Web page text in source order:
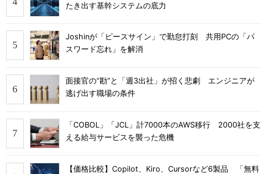
たき出す基幹システムの底力
Joshinが「ピースサイン」で勤怠打刻 共用PCの「パ
スワード忘れ」を解消
面接官の“勘”と「週3出社」が招く悲劇 エンジニアが
逃げ出す職場の条件
「COBOL」「JCL」計7000本のAWS移行 2000社を支
える給与サービスを襲った危機
【価格比較】Copilot、Kiro、Cursorなど6製品 「無料